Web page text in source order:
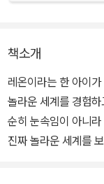
책소개
레온이라는 한 아이
놀라운 세계를 경험
순히 눈속임이 아니
진짜 놀라운 세계를